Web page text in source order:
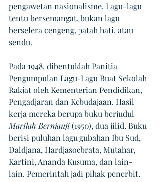
pengawetan nasionalisme. Lagu-lagu
tentu bersemangat, bukan lagu
berselera cengeng, patah hati, atau
sendu.
Pada 1948, dibentuklah Panitia
Pengumpulan Lagu-Lagu Buat Sekolah
Rakjat oleh Kementerian Pendidikan,
Pengadjaran dan Kebudajaan. Hasil
kerja mereka berupa buku berjudul
Marilah Bernjanji (1950), dua jilid. Buku
berisi puluhan lagu gubahan Ibu Sud,
Daldjana, Hardjasoebrata, Mutahar,
Kartini, Ananda Kusuma, dan lain-
lain. Pemerintah jadi pihak penerbit.